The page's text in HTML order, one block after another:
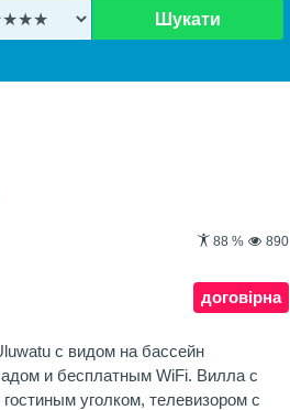
Шукати
88 % 890
договірна
с видом на бассейн
и бесплатным WiFi. Вилла с
уголком, телевизором с